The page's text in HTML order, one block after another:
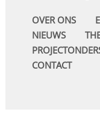
OVER ONS
NIEUWS
CONTACT